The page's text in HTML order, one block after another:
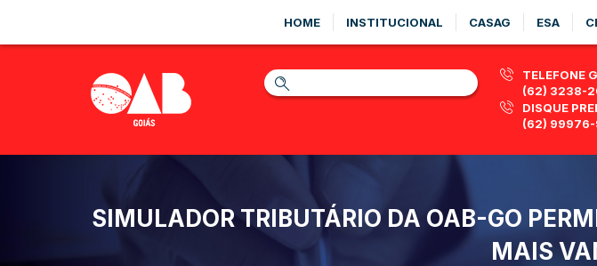
HOME INSTITUCIONAL CASAG ESA
TELEFONE
(62) 3238-
DISQUE
(62)
SIMULADOR TRIBUTÁRIO DA OAB-GO
MAIS